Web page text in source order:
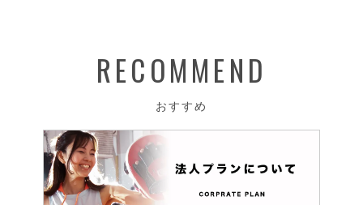
RECOMMEND
おすすめ